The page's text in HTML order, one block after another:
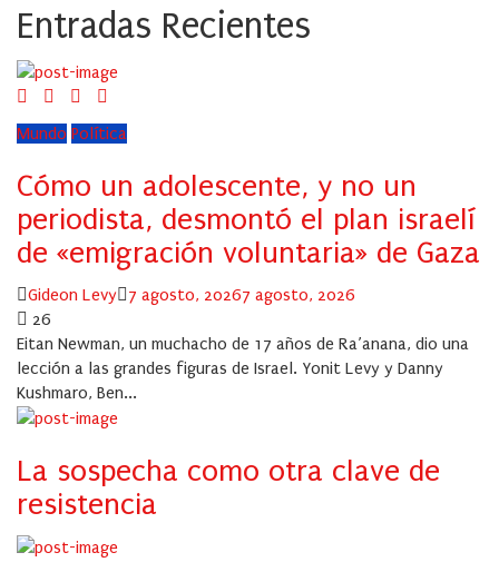
Entradas Recientes
Mundo Política
Cómo un adolescente, y no un
periodista, desmontó el plan israelí
de «emigración voluntaria» de Gaza
Author
Gideon Levy
Posted
7 agosto, 20267 agosto, 2026
26
Eitan Newman, un muchacho de 17 años de Ra’anana, dio una
lección a las grandes figuras de Israel. Yonit Levy y Danny
Kushmaro, Ben...
La sospecha como otra clave de
resistencia